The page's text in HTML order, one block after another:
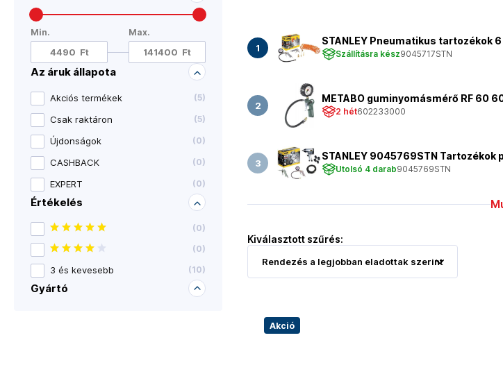
Min. Max.
Az áruk állapota
Akciós termékek (5)
Csak raktáron (5)
Újdonságok (0)
CASHBACK (0)
EXPERT (0)
Értékelés
(0)
(0)
3 és kevesebb (10)
Gyártó
STANLEY Pneumatikus tartozékok
Szállításra kész9045717STN
METABO guminyomásmérő RF 60
2 hét602233000
STANLEY 9045769STN
Utolsó 4 darab9045769STN
Kiválasztott szűrés:
Akció